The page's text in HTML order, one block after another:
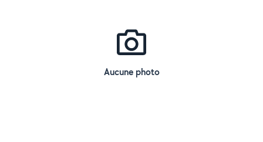
Aucune photo